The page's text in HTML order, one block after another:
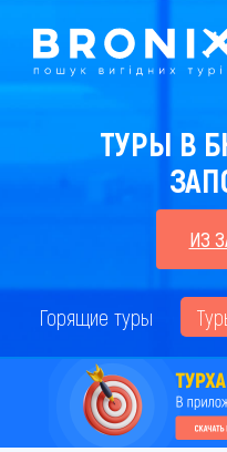
ТУРЫ В
ИЗ
Горящие туры